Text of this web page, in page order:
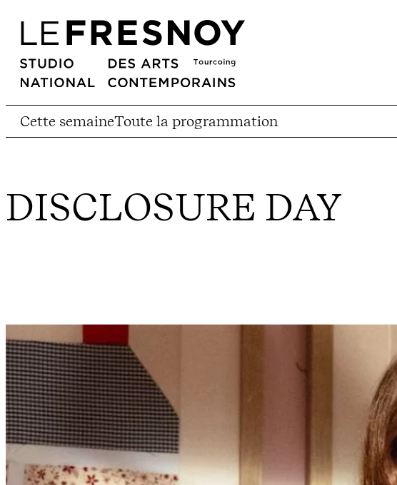
Cette semaineToute la programmation
DISCLOSURE DAY